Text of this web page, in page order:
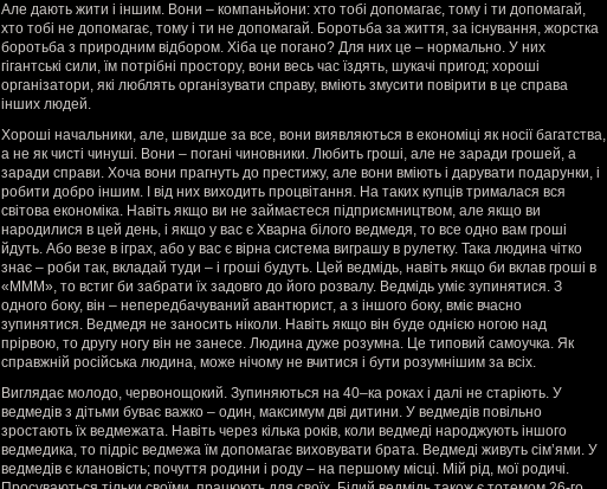
Але дають жити і іншим. Вони – компаньйони: хто тобі допомагає, тому і ти допомагай,
хто тобі не допомагає, тому і ти не допомагай. Боротьба за життя, за існування, жорстка
боротьба з природним відбором. Хіба це погано? Для них це – нормально. У них
гігантські сили, їм потрібні простору, вони весь час їздять, шукачі пригод; хороші
організатори, які люблять організувати справу, вміють змусити повірити в це справа
інших людей.
Хороші начальники, але, швидше за все, вони виявляються в економіці як носії багатства,
а не як чисті чинуші. Вони – погані чиновники. Любить гроші, але не заради грошей, а
заради справи. Хоча вони прагнуть до престижу, але вони вміють і дарувати подарунки, і
робити добро іншим. І від них виходить процвітання. На таких купців трималася вся
світова економіка. Навіть якщо ви не займаєтеся підприємництвом, але якщо ви
народилися в цей день, і якщо у вас є Хварна білого ведмедя, то все одно вам гроші
йдуть. Або везе в іграх, або у вас є вірна система виграшу в рулетку. Така людина чітко
знає – роби так, вкладай туди – і гроші будуть. Цей ведмідь, навіть якщо би вклав гроші в
«МММ», то встиг би забрати їх задовго до його розвалу. Ведмідь уміє зупинятися. З
одного боку, він – непередбачуваний авантюрист, а з іншого боку, вміє вчасно
зупинятися. Ведмедя не заносить ніколи. Навіть якщо він буде однією ногою над
прірвою, то другу ногу він не занесе. Людина дуже розумна. Це типовий самоучка. Як
справжній російська людина, може нічому не вчитися і бути розумнішим за всіх.
Виглядає молодо, червонощокий. Зупиняються на 40–ка роках і далі не старіють. У
ведмедів з дітьми буває важко – один, максимум дві дитини. У ведмедів повільно
зростають їх ведмежата. Навіть через кілька років, коли ведмеді народжують іншого
ведмедика, то підріс ведмежа їм допомагає виховувати брата. Ведмеді живуть сім’ями. У
ведмедів є клановість; почуття родини і роду – на першому місці. Мій рід, мої родичі.